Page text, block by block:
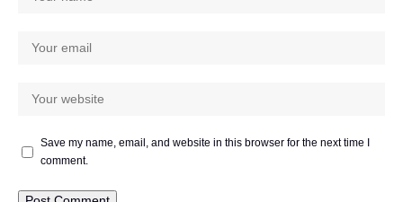
Save my name, email, and website in this browser for the next time I
comment.